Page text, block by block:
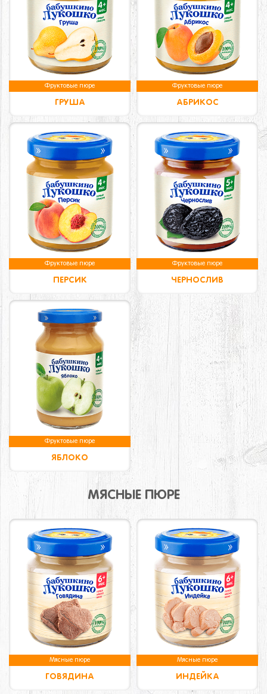
Фруктовые пюре
ГРУША
Фруктовые пюре
АБРИКОС
Фруктовые пюре
ПЕРСИК
Фруктовые пюре
ЧЕРНОСЛИВ
Фруктовые пюре
ЯБЛОКО
МЯСНЫЕ ПЮРЕ
Мясные пюре
ГОВЯДИНА
Мясные пюре
ИНДЕЙКА